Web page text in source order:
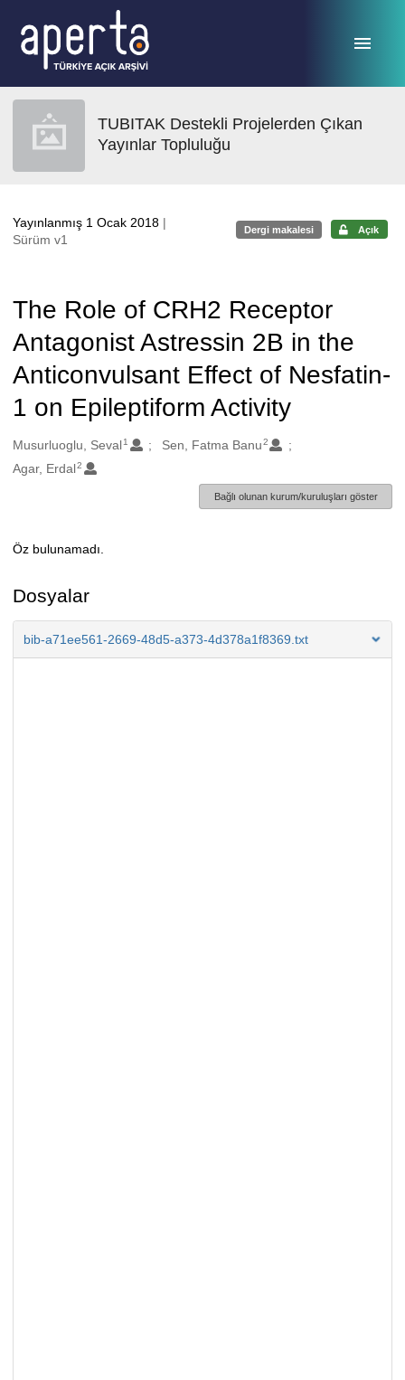
TUBITAK Destekli Projelerden Çıkan
Yayınlar Topluluğu
Yayınlanmış 1 Ocak 2018 |
Sürüm v1
Dergi makalesi Açık
The Role of CRH2 Receptor
Antagonist Astressin 2B in the
Anticonvulsant Effect of Nesfatin-
1 on Epileptiform Activity
Oluşturanlar
Musurluoglu, Seval1 Sen, Fatma Banu2
Agar, Erdal2
Bağlı olunan kurum/kuruluşları göster
Açıklama
Öz bulunamadı.
Dosyalar
bib-a71ee561-2669-48d5-a373-4d378a1f8369.txt